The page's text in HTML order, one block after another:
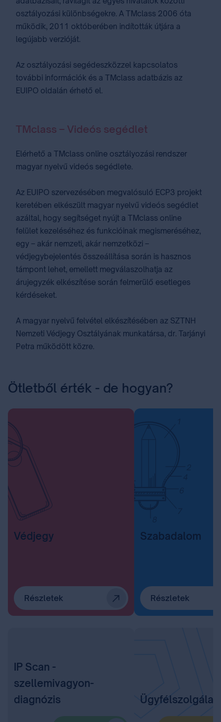
osztályozási különbségekre. A TMclass 2006 óta
működik, 2011 októberében indították útjára a
legújabb verzióját.
Az osztályozási segédeszközzel kapcsolatos
további információk és a TMclass adatbázis az
EUIPO oldalán érhető el.
TMclass – Videós segédlet
Elérhető a TMclass online osztályozási rendszer
magyar nyelvű videós segédlete.
Az EUIPO szervezésében megvalósuló ECP3 projekt
keretében elkészült magyar nyelvű videós segédlet
azáltal, hogy segítséget nyújt a TMclass online
felület kezeléséhez és funkcióinak megismeréséhez,
egy – akár nemzeti, akár nemzetközi –
védjegybejelentés összeállítása során is hasznos
támpont lehet, emellett megválaszolhatja az
árujegyzék elkészítése során felmerülő esetleges
kérdéseket.
A magyar nyelvű felvétel elkészítésében az SZTNH
Nemzeti Védjegy Osztályának munkatársa, dr. Tarjányi
Petra működött közre.
Ötletből érték - de hogyan?
Védjegy
Részletek
Szabadalom
Részletek
IP Scan -
szellemivagyon-
diagnózis
Ügyfélszolgálat